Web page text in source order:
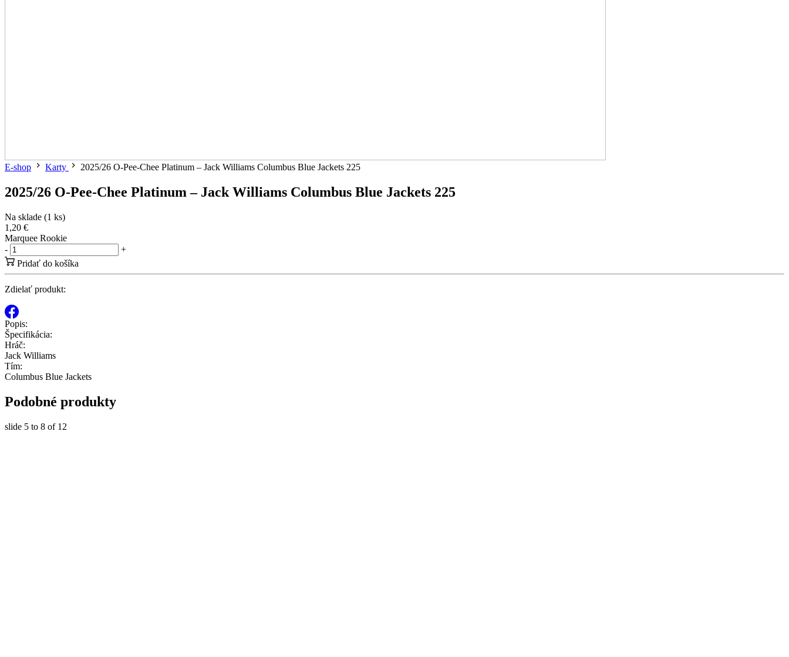
E-shop Karty 2025/26 O-Pee-Chee Platinum – Jack Williams Columbus Blue Jackets 225
2025/26 O-Pee-Chee Platinum – Jack Williams Columbus Blue Jackets 225
Na sklade (1 ks)
1,20 €
Marquee Rookie
-
+
Pridať do košíka
Zdielať produkt:
Popis:
Špecifikácia:
Hráč:
Jack Williams
Tím:
Columbus Blue Jackets
Podobné produkty
slide 5 to 8 of 12